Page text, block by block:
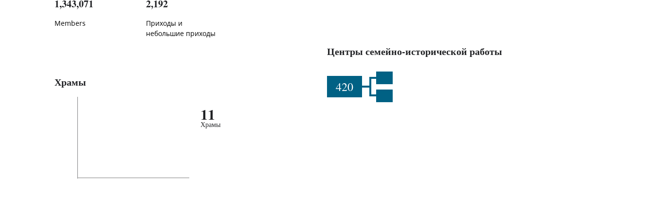
1,343,071
Members
2,192
Приходы и
небольшие приходы
Центры семейно-исторической работы
420
Храмы
11
Храмы